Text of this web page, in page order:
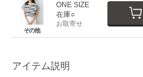
その他
ONE SIZE
在庫○
お取寄せ
アイテム説明